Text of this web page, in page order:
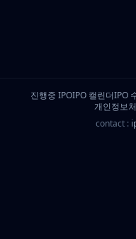
진행중 IPOIPO 캘린더IPO
개인정보
contact :